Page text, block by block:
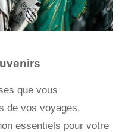
que vous
de vos voyages,
essentiels pour votre